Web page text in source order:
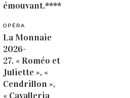
émouvant.****
OPÉRA
La Monnaie
2026-
27. « Roméo et
Juliette », «
Cendrillon »,
« Cavalleria